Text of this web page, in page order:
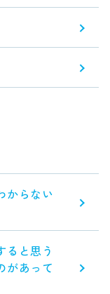
からない
ると思う
があって